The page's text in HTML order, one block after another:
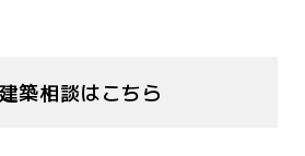
築相談はこちら